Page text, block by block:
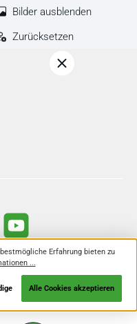
einverstanden.
YouTube
zzgl.Versandkosten
anders angegeben.
Bilder ausblenden
Zurücksetzen
Erfahrung bieten zu
...
Alle Cookies akzeptieren